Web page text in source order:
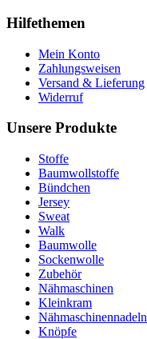
Hilfethemen
Mein Konto
Zahlungsweisen
Versand & Lieferung
Widerruf
Unsere Produkte
Stoffe
Baumwollstoffe
Bündchen
Jersey
Sweat
Walk
Baumwolle
Sockenwolle
Zubehör
Nähmaschinen
Kleinkram
Nähmaschinennadeln
Knöpfe